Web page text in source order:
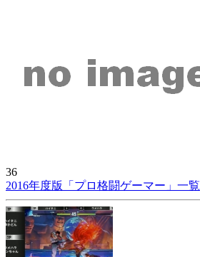
36
2016年度版「プロ格闘ゲーマー」一覧